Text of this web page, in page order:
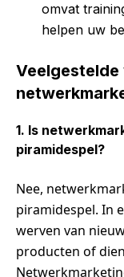
omvat
helpen uw
1. Is
piramidespel?
Nee,
piramidespel. In
werven van
producten of